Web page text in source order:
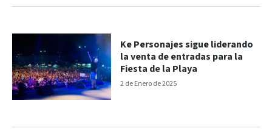
2 de Enero de 2025
Ke Personajes sigue liderando
la venta de entradas para la
Fiesta de la Playa